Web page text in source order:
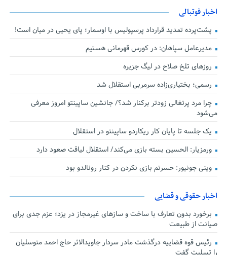
اخبار فوتبالی
پشت‌پرده تمدید قرارداد پرسپولیس با اوسمار؛ پای یحیی در میان است!
مدیرعامل سپاهان: در کورس قهرمانی هستیم
روزهای تلخ صلاح در لیگ جزیره
رسمی؛ بختیاری‌زاده سرمربی استقلال شد
چرا مرد پرتغالی زودتر برکنار شد؟/ جانشین ساپینتو امروز معرفی
می‌شود
یک جلسه تا پایان کار ریکاردو ساپینتو در استقلال
ورمزیار: الحسین بسته بازی می‌کند/ استقلال لیاقت صعود دارد
وینی جونیور: حسرتم بازی نکردن در کنار رونالدو بود
اخبار حقوقی و قضایی
برخورد بدون تعارف با ساخت‌ و سازهای غیرمجاز در یزد؛ عزم جدی برای
صیانت از طبیعت
رئیس قوه قضاییه درگذشت مادر سردار جاویدالاثر حاج احمد متوسلیان